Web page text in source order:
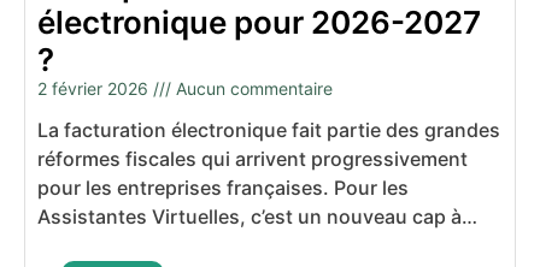
Lire plus
électronique pour 2026-2027
?
2 février 2026 Aucun commentaire
La facturation électronique fait partie des grandes
réformes fiscales qui arrivent progressivement
pour les entreprises françaises. Pour les
Assistantes Virtuelles, c’est un nouveau cap à